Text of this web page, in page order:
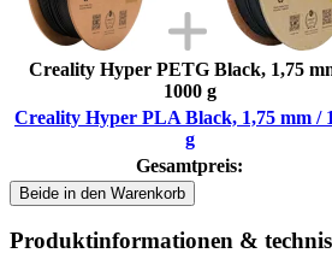
Creality Hyper PETG Black, 1,75
1000 g
Creality Hyper PLA Black, 1,75 mm /
g
Gesamtpreis:
Beide in den Warenkorb
Produktinformationen &